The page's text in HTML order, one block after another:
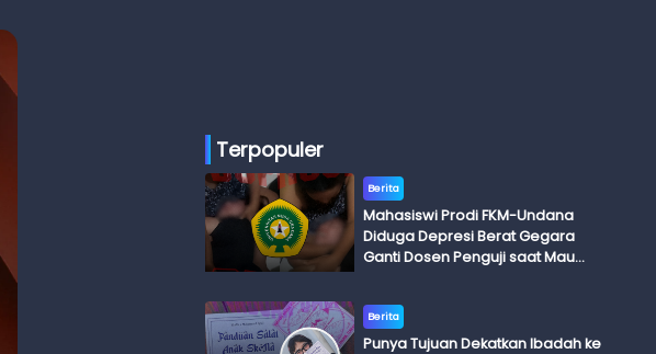
Terpopuler
Berita
Mahasiswi Prodi FKM-Undana
Diduga Depresi Berat Gegara
Ganti Dosen Penguji saat Mau
Berita
Punya Tujuan Dekatkan Ibadah ke